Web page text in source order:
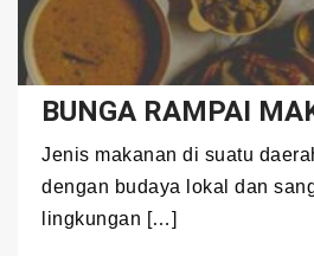
Jenis makanan di suatu
dengan budaya lokal dan
lingkungan […]